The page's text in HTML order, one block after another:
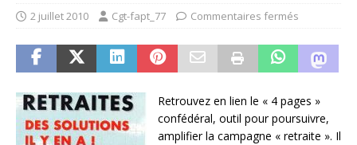
2 juillet 2010 Cgt-fapt_77 Commentaires fermés
Retrouvez en lien le « 4 pages »
confédéral, outil pour poursuivre,
amplifier la campagne « retraite ». Il